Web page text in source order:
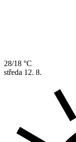
28/18 °C
středa 12. 8.